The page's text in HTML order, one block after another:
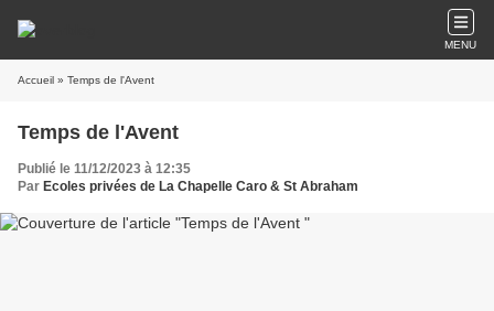
MENU
Accueil » Temps de l'Avent
Temps de l'Avent
Publié le 11/12/2023 à 12:35
Par Ecoles privées de La Chapelle Caro & St Abraham